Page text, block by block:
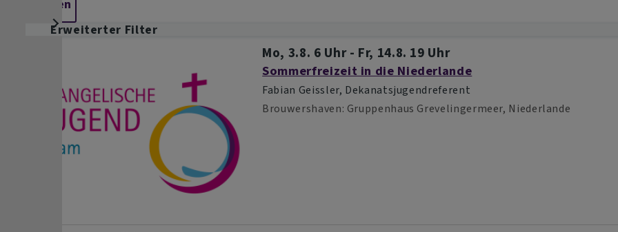
Erweiterter Filter
Mo, 3.8. 6 Uhr - Fr, 14.8. 19 Uhr
Sommerfreizeit in die Niederlande
Fabian Geissler, Dekanatsjugendreferent
Brouwershaven Gruppenhaus Grevelingermeer, Niederlande